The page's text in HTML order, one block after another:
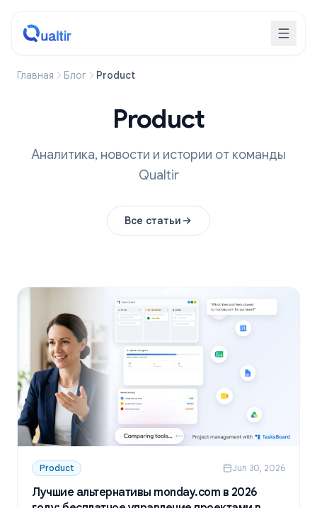
Главная Блог Product
Product
Аналитика, новости и истории от команды
Qualtir
Все статьи
Product Jun 30, 2026
Лучшие альтернативы monday.com в 2026